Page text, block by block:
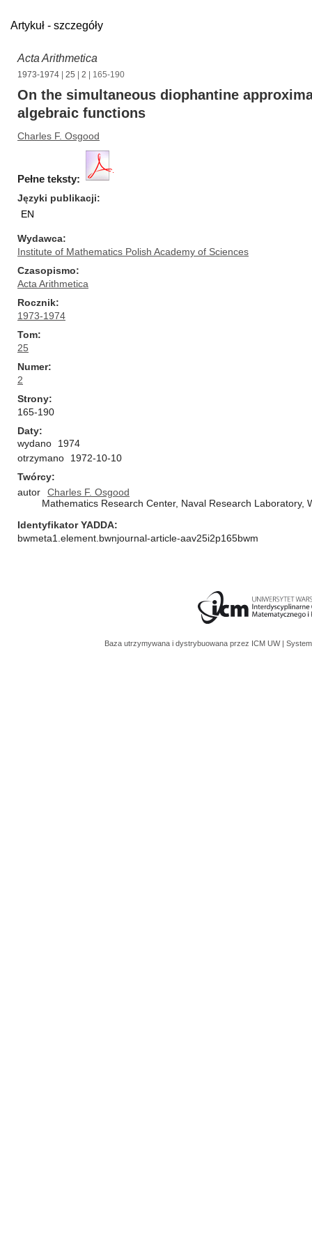
Artykuł - szczegóły
Acta Arithmetica
1973-1974 25 2 | 165-190
On the simultaneous diophantine
algebraic functions
Charles F. Osgood
Pełne teksty:
Języki publikacji
EN
Wydawca
Institute of Mathematics Polish Academy of Sciences
Czasopismo
Acta Arithmetica
Rocznik
1973-1974
Tom
25
Numer
2
Strony
165-190
Daty
wydano
1974
otrzymano
1972-10-10
Twórcy
autor
Charles F. Osgood
Mathematics Research Center, Naval Research Laboratory,
Identyfikator YADDA
bwmeta1.element.bwnjournal-article-aav25i2p165bwm
Baza utrzymywana i dystrybuowana przez ICM UW |